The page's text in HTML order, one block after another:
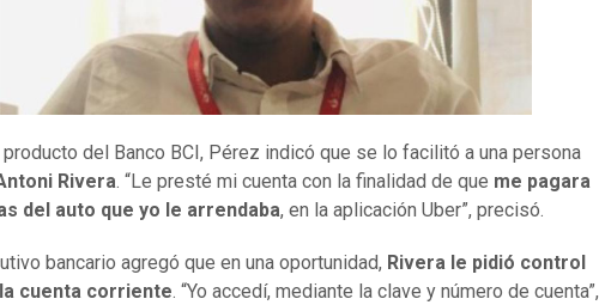
producto del Banco BCI, Pérez indicó que se lo facilitó a una persona
Rivera. “Le presté mi cuenta con la finalidad de que me pagara
del auto que yo le arrendaba, en la aplicación Uber”, precisó.
bancario agregó que en una oportunidad, Rivera le pidió control
cuenta corriente. “Yo accedí, mediante la clave y número de cuenta”,